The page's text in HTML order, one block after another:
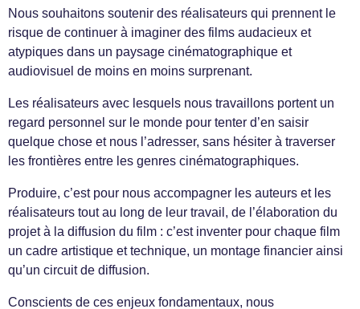
Nous souhaitons soutenir des réalisateurs qui prennent le
risque de continuer à imaginer des films audacieux et
atypiques dans un paysage cinématographique et
audiovisuel de moins en moins surprenant.
Les réalisateurs avec lesquels nous travaillons portent un
regard personnel sur le monde pour tenter d’en saisir
quelque chose et nous l’adresser, sans hésiter à traverser
les frontières entre les genres cinématographiques.
Produire, c’est pour nous accompagner les auteurs et les
réalisateurs tout au long de leur travail, de l’élaboration du
projet à la diffusion du film : c’est inventer pour chaque film
un cadre artistique et technique, un montage financier ainsi
qu’un circuit de diffusion.
Conscients de ces enjeux fondamentaux, nous